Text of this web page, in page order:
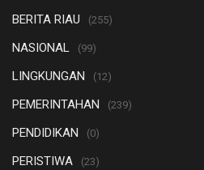
BERITA RIAU (255)
NASIONAL (99)
LINGKUNGAN (12)
PEMERINTAHAN (239)
PENDIDIKAN (0)
PERISTIWA (23)